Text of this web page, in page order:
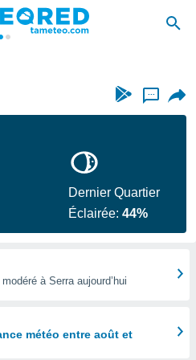
...
Dernier Quartier
Éclairée:44%
à Serra aujourd’hui
météo entre août et